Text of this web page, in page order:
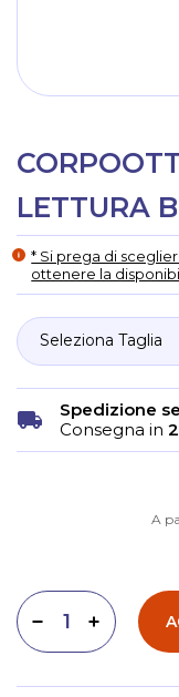
LETTURA
* Si prega di
ottenere la
Spedizione
Consegna in
A
Aumenta
Diminuisci